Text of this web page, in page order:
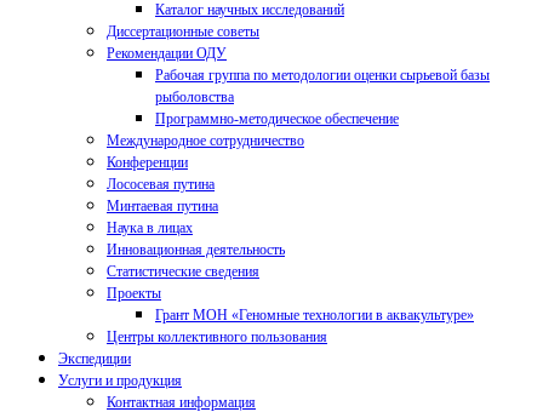
Каталог научных исследований
Диссертационные советы
Рекомендации ОДУ
Рабочая группа по методологии оценки сырьевой базы
рыболовства
Программно-методическое обеспечение
Международное сотрудничество
Конференции
Лососевая путина
Минтаевая путина
Наука в лицах
Инновационная деятельность
Статистические сведения
Проекты
Грант МОН «Геномные технологии в аквакультуре»
Центры коллективного пользования
Экспедиции
Услуги и продукция
Контактная информация